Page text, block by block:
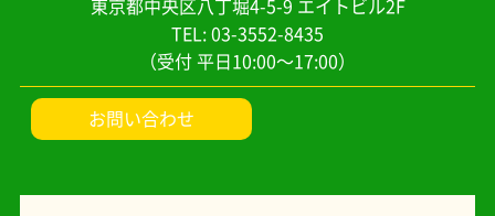
TEL: 03-3552-8435
（受付 平日10:00～17:00）
お問い合わせ